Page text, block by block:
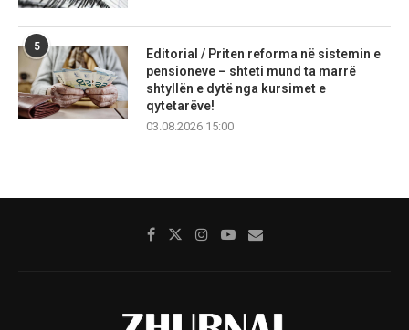
5
Editorial / Priten reforma në sistemin e
pensioneve – shteti mund ta marrë
shtyllën e dytë nga kursimet e
qytetarëve!
03.08.2026 15:00